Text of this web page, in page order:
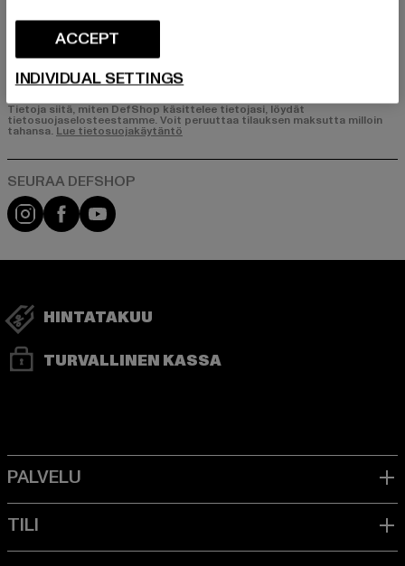
SÄHKÖPOSTI
REKISTERÖIDY
Tietoja siitä, miten DefShop käsittelee tietojasi, löydät
tietosuojaselosteestamme. Voit peruuttaa tilauksen maksutta milloin
tahansa. Lue tietosuojakäytäntö
Visit our Instagram page:
Visit our Facebook page:
Visit our YouTube channel:
HINTATAKUU
TURVALLINEN KASSA
ACCEPT
INDIVIDUAL SETTINGS